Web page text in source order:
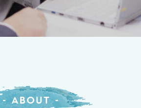
- About -